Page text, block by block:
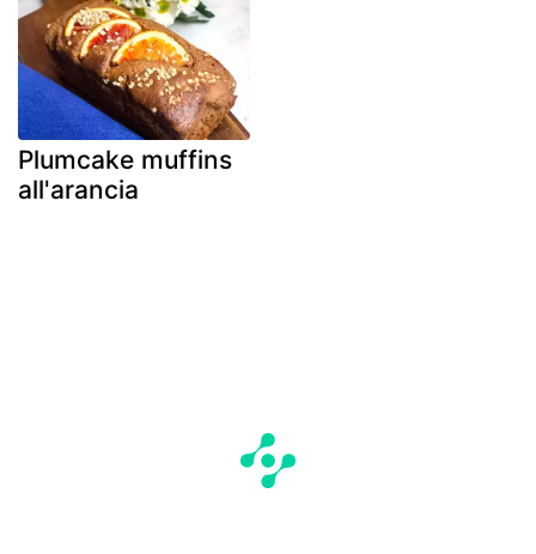
Plumcake muffins
all'arancia